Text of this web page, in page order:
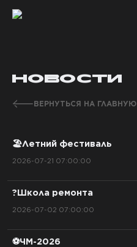
НОВОСТИ
ВЕРНУТЬСЯ НА ГЛАВНУЮ
🏖️Летний фестиваль
2026-07-21 07:00:00
?Школа ремонта
2026-07-02 07:00:00
⚽ЧМ-2026